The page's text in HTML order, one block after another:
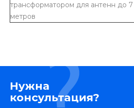
трансформатором для антенн до 7
метров
Нужна
консультация?